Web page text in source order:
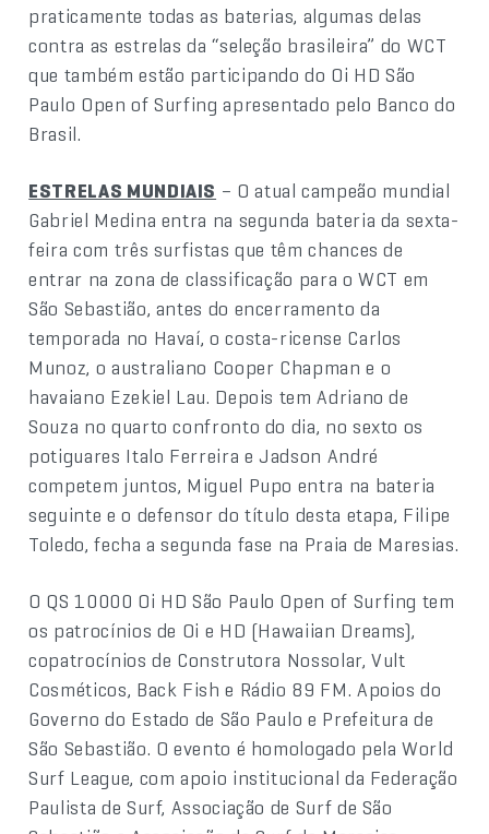
praticamente todas as baterias, algumas delas
contra as estrelas da “seleção brasileira” do WCT
que também estão participando do Oi HD São
Paulo Open of Surfing apresentado pelo Banco do
Brasil.
ESTRELAS MUNDIAIS – O atual campeão mundial
Gabriel Medina entra na segunda bateria da sexta-
feira com três surfistas que têm chances de
entrar na zona de classificação para o WCT em
São Sebastião, antes do encerramento da
temporada no Havaí, o costa-ricense Carlos
Munoz, o australiano Cooper Chapman e o
havaiano Ezekiel Lau. Depois tem Adriano de
Souza no quarto confronto do dia, no sexto os
potiguares Italo Ferreira e Jadson André
competem juntos, Miguel Pupo entra na bateria
seguinte e o defensor do título desta etapa, Filipe
Toledo, fecha a segunda fase na Praia de Maresias.
O QS 10000 Oi HD São Paulo Open of Surfing tem
os patrocínios de Oi e HD (Hawaiian Dreams),
copatrocínios de Construtora Nossolar, Vult
Cosméticos, Back Fish e Rádio 89 FM. Apoios do
Governo do Estado de São Paulo e Prefeitura de
São Sebastião. O evento é homologado pela World
Surf League, com apoio institucional da Federação
Paulista de Surf, Associação de Surf de São